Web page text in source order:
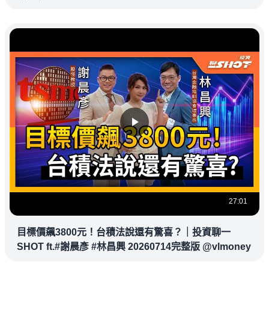
27:01
目標價飆3800元！台積法說還有驚喜？｜投資聊一
SHOT ft.#謝晨彥 #林昌興 20260714完整版 @vlmoney